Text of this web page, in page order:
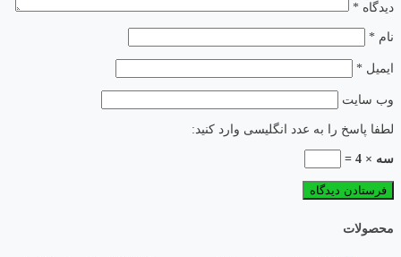
دیدگاه *
نام *
ایمیل *
وب‌ سایت
لطفا پاسخ را به عدد انگلیسی وارد کنید:
سه × 4 =
محصولات